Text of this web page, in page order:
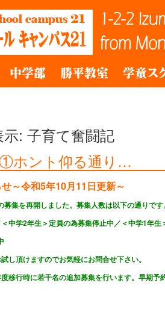
中学部 勝平教室 学童ス
: 子育て奮闘記
ホント仰る通り…
～令和5年10月11日更新～
集を再開しました。募集人数は以下の通りです。
中学2年生＞定員の為募集停止中／＜中学1年生
し頂けますのでお気軽にお問合せ下さい。
移行時に若干名の追加募集を行います。早期予